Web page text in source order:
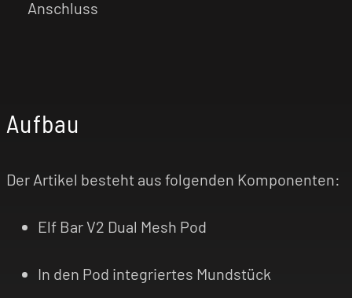
Anschluss
Aufbau
Der Artikel besteht aus folgenden Komponenten:
Elf Bar V2 Dual Mesh Pod
In den Pod integriertes Mundstück